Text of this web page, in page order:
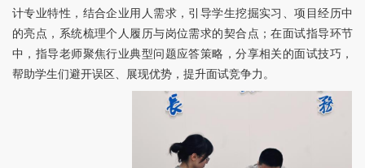
计专业特性，结合企业用人需求，引导学生挖掘实习、项目经历中
的亮点，系统梳理个人履历与岗位需求的契合点；在面试指导环节
中，指导老师聚焦行业典型问题应答策略，分享相关的面试技巧，
帮助学生们避开误区、展现优势，提升面试竞争力。